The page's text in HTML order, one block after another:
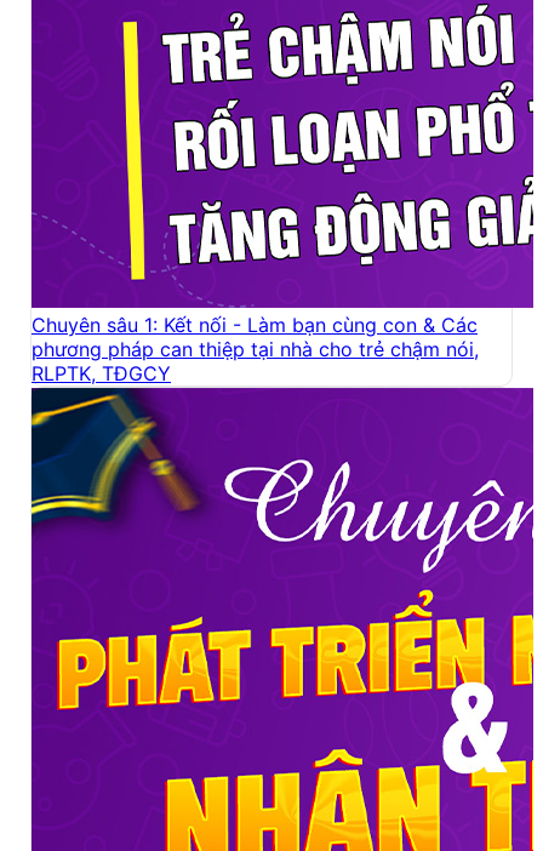
Chuyên sâu 1: Kết nối - Làm bạn cùng con & Các
phương pháp can thiệp tại nhà cho trẻ chậm nói,
RLPTK, TĐGCY